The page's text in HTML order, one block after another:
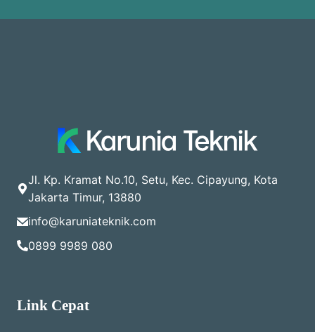
Jl. Kp. Kramat No.10, Setu, Kec. Cipayung, Kota
Jakarta Timur, 13880
info@karuniateknik.com
0899 9989 080
Link Cepat